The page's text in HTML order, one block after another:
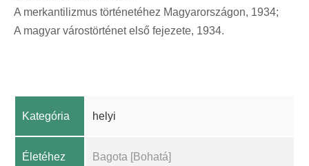
A merkantilizmus történetéhez Magyarországon, 1934;
A magyar várostörténet első fejezete, 1934.
Kategória helyi
Életéhez
Bagota [Bohatá]